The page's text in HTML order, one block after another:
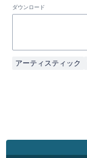
ダウンロード
アーティスティック